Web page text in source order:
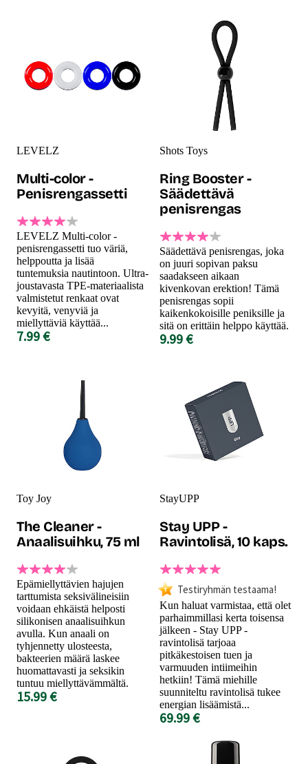
LEVELZ
Multi-color -
Penisrengassetti
LEVELZ Multi-color -
penisrengassetti tuo väriä,
helppoutta ja lisää
tuntemuksia nautintoon. Ultra-
joustavasta TPE-materiaalista
valmistetut renkaat ovat
kevyitä, venyviä ja
miellyttäviä käyttää...
7.99 €
Shots Toys
Ring Booster -
Säädettävä
penisrengas
Säädettävä penisrengas, joka
on juuri sopivan paksu
saadakseen aikaan
kivenkovan erektion! Tämä
penisrengas sopii
kaikenkokoisille peniksille ja
sitä on erittäin helppo käyttää.
9.99 €
Toy Joy
The Cleaner -
Anaalisuihku, 75 ml
Epämiellyttävien hajujen
tarttumista seksivälineisiin
voidaan ehkäistä helposti
silikonisen anaalisuihkun
avulla. Kun anaali on
tyhjennetty ulosteesta,
bakteerien määrä laskee
huomattavasti ja seksikin
tuntuu miellyttävämmältä.
15.99 €
StayUPP
Stay UPP -
Ravintolisä, 10 kaps.
Testiryhmän testaama!
Kun haluat varmistaa, että olet
parhaimmillasi kerta toisensa
jälkeen - Stay UPP -
ravintolisä tarjoaa
pitkäkestoisen tuen ja
varmuuden intiimeihin
hetkiin! Tämä miehille
suunniteltu ravintolisä tukee
energian lisäämistä...
69.99 €